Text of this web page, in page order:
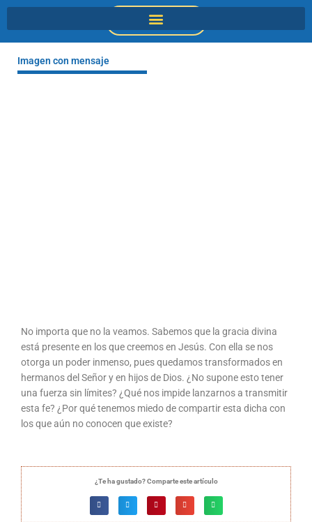
DONACIONES
Imagen con mensaje
No importa que no la veamos. Sabemos que la gracia divina
está presente en los que creemos en Jesús. Con ella se nos
otorga un poder inmenso, pues quedamos transformados en
hermanos del Señor y en hijos de Dios. ¿No supone esto tener
una fuerza sin límites? ¿Qué nos impide lanzarnos a transmitir
esta fe? ¿Por qué tenemos miedo de compartir esta dicha con
los que aún no conocen que existe?
¿Te ha gustado? Comparte este artículo